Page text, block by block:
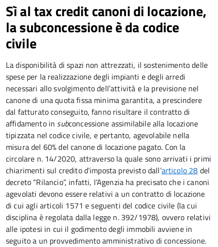
Sì al tax credit canoni di locazione,
la subconcessione è da codice
civile
La disponibilità di spazi non attrezzati, il sostenimento delle
spese per la realizzazione degli impianti e degli arredi
necessari allo svolgimento dell’attività e la previsione nel
canone di una quota fissa minima garantita, a prescindere
dal fatturato conseguito, fanno risultare il contratto di
affidamento in subconcessione assimilabile alla locazione
tipizzata nel codice civile, e pertanto, agevolabile nella
misura del 60% del canone di locazione pagato. Con la
circolare n. 14/2020, attraverso la quale sono arrivati i primi
chiarimenti sul credito d’imposta previsto dall’articolo 28 del
decreto “Rilancio”, infatti, l’Agenzia ha precisato che i canoni
agevolati devono essere relativi a un contratto di locazione
di cui agli articoli 1571 e seguenti del codice civile (la cui
disciplina è regolata dalla legge n. 392/1978), ovvero relativi
alle ipotesi in cui il godimento degli immobili avviene in
seguito a un provvedimento amministrativo di concessione.